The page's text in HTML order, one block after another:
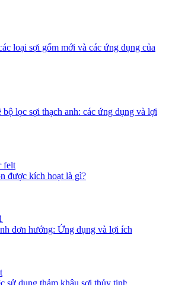
loại sợi gốm mới và các ứng dụng của
lọc sợi thạch anh: các ứng dụng và lợi
được kích hoạt là gì?
đơn hướng: Ứng dụng và lợi ích